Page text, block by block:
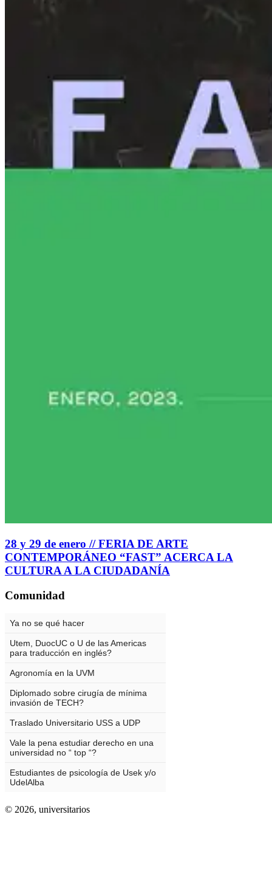
28 y 29 de enero // FERIA DE ARTE
CONTEMPORÁNEO “FAST” ACERCA LA
CULTURA A LA CIUDADANÍA
Comunidad
© 2026, universitarios